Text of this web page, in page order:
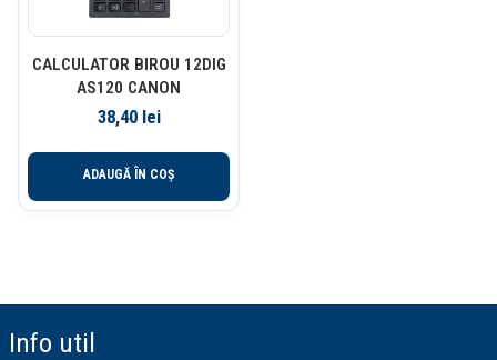
CALCULATOR BIROU 12DIG
AS120 CANON
38,40 lei
ADAUGĂ ÎN COȘ
Info util